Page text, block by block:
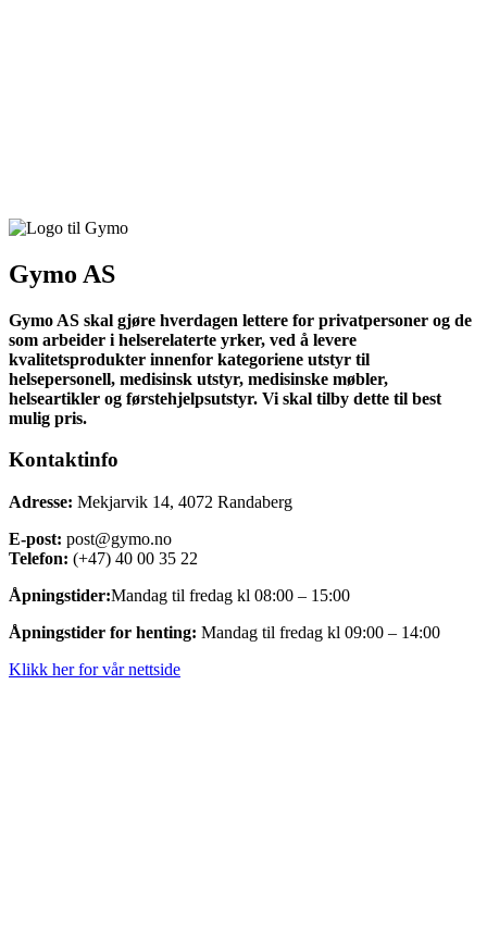
Gymo AS
Gymo AS skal gjøre hverdagen lettere for privatpersoner og de
som arbeider i helserelaterte yrker, ved å levere
kvalitetsprodukter innenfor kategoriene utstyr til
helsepersonell, medisinsk utstyr, medisinske møbler,
helseartikler og førstehjelpsutstyr. Vi skal tilby dette til best
mulig pris.
Kontaktinfo
Adresse: Mekjarvik 14, 4072 Randaberg
E-post: post@gymo.no
Telefon: (+47) 40 00 35 22
Åpningstider:Mandag til fredag kl 08:00 – 15:00
Åpningstider for henting: Mandag til fredag kl 09:00 – 14:00
Klikk her for vår nettside